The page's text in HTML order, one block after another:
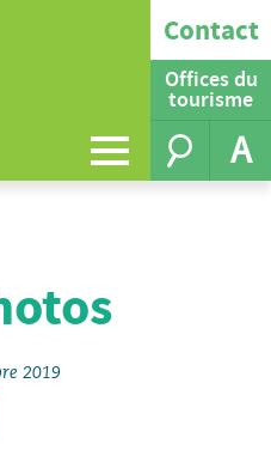
Contact
Offices du
tourisme
A
2019